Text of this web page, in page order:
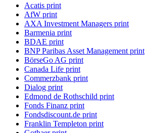
Acatis print
AfW print
AXA Investment Managers print
Barmenia print
BDAE print
BNP Paribas Asset Management print
BörseGo AG print
Canada Life print
Commerzbank print
Dialog print
Edmond de Rothschild print
Fonds Finanz print
Fondsdiscount.de print
Franklin Templeton print